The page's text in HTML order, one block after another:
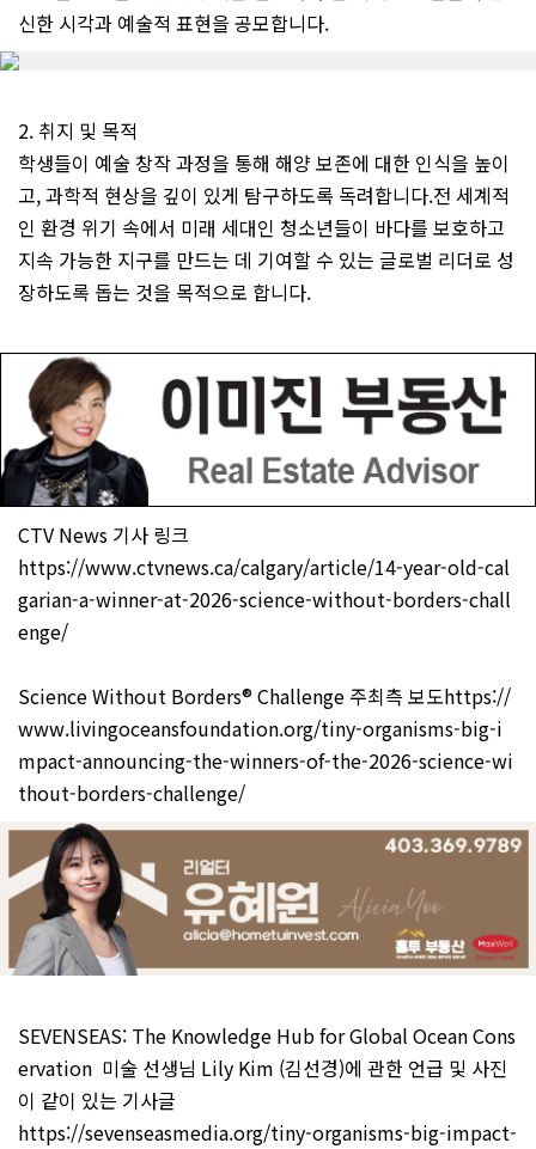
신한 시각과 예술적 표현을 공모합니다.
2. 취지 및 목적
학생들이 예술 창작 과정을 통해 해양 보존에 대한 인식을 높이
고, 과학적 현상을 깊이 있게 탐구하도록 독려합니다.전 세계적
인 환경 위기 속에서 미래 세대인 청소년들이 바다를 보호하고
지속 가능한 지구를 만드는 데 기여할 수 있는 글로벌 리더로 성
장하도록 돕는 것을 목적으로 합니다.
CTV News 기사 링크
https://www.ctvnews.ca/calgary/article/14-year-old-cal
garian-a-winner-at-2026-science-without-borders-chall
enge/
Science Without Borders® Challenge 주최측 보도https://
www.livingoceansfoundation.org/tiny-organisms-big-i
mpact-announcing-the-winners-of-the-2026-science-wi
thout-borders-challenge/
SEVENSEAS: The Knowledge Hub for Global Ocean Cons
ervation 미술 선생님 Lily Kim (김선경)에 관한 언급 및 사진
이 같이 있는 기사글
https://sevenseasmedia.org/tiny-organisms-big-impact-